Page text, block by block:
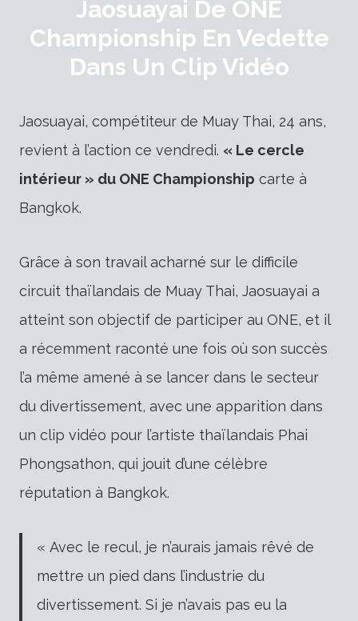
Jaosuayai De ONE
Championship En Vedette
Dans Un Clip Vidéo
Jaosuayai, compétiteur de Muay Thai, 24 ans,
revient à l’action ce vendredi. « Le cercle
intérieur » du ONE Championship carte à
Bangkok.
Grâce à son travail acharné sur le difficile
circuit thaïlandais de Muay Thai, Jaosuayai a
atteint son objectif de participer au ONE, et il
a récemment raconté une fois où son succès
l’a même amené à se lancer dans le secteur
du divertissement, avec une apparition dans
un clip vidéo pour l’artiste thaïlandais Phai
Phongsathon, qui jouit d’une célèbre
réputation à Bangkok.
« Avec le recul, je n’aurais jamais rêvé de
mettre un pied dans l’industrie du
divertissement. Si je n’avais pas eu la